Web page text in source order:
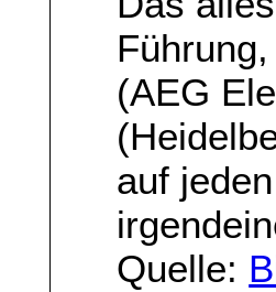
(AEG
auf
Quelle: